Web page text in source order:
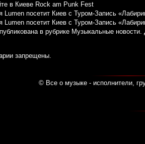
в Киеве Rock am Punk Fest
Lumen посетит Киев с Туром-Запись
Lumen посетит Киев с Туром-Запись
в рубрике Музыкальные новости.
запрещены.
© Все о музыке - исполнители,